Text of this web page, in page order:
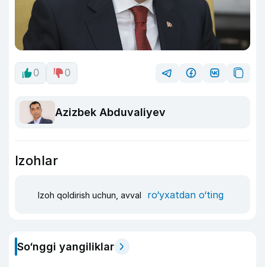
0 0
Azizbek Abduvaliyev
Izohlar
Izoh qoldirish uchun, avval ro‘yxatdan o‘ting
So‘nggi yangiliklar